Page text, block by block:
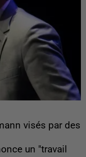
visés par des
un "travail